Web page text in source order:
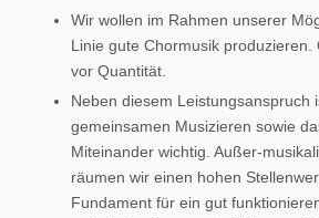
Wir wollen im Rahmen unserer
Linie gute Chormusik produzieren.
vor Quantität.
Neben diesem Leistungsanspruch
gemeinsamen Musizieren sowie
Miteinander wichtig. Außer-
räumen wir einen hohen
Fundament für ein gut